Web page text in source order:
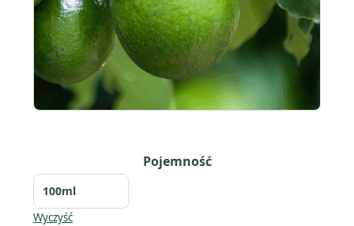
Pojemność
Wyczyść